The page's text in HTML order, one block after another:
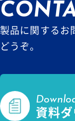
製品に関するお
どうぞ。
資料